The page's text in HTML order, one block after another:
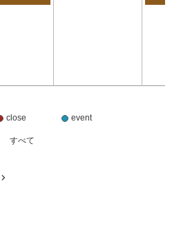
close event
すべて